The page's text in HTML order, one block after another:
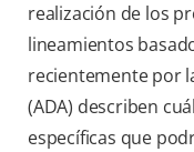
realización de los
lineamientos
recientemente por
(ADA) describen
específicas que